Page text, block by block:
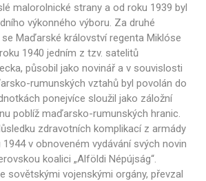
malorolnické strany a od roku 1939 byl
výkonného výboru. Za druhé
se Maďarské království regenta Miklóse
1940 jedním z tzv. satelitů
působil jako novinář a v souvislosti
rumunských vztahů byl povolán do
ponejvíce sloužil jako záložní
poblíž maďarsko-rumunských hranic.
zdravotních komplikací z armády
v obnoveném vydávání svých novin
koalici „Alföldi Népújság“.
sovětskými vojenskými orgány, převzal